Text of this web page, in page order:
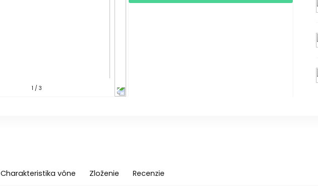
1 / 3
Charakteristika vône Zloženie Recenzie